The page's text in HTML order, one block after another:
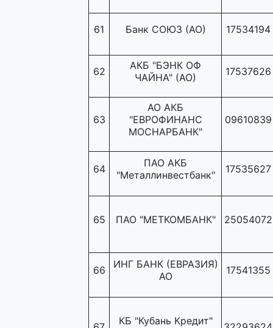
61 Банк СОЮЗ (АО) 17534194
62
АКБ "БЭНК ОФ
ЧАЙНА" (АО)
17537626
63
АО АКБ
"ЕВРОФИНАНС
МОСНАРБАНК"
09610839
64
ПАО АКБ
"Металлинвестбанк"
17535627
65 ПАО "МЕТКОМБАНК" 25054072
66
ИНГ БАНК (ЕВРАЗИЯ)
АО
17541355
КБ "Кубань Кредит"